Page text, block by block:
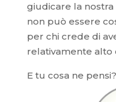
giudicare la
non può essere
per chi crede di
relativamente alto
E tu cosa ne pensi?